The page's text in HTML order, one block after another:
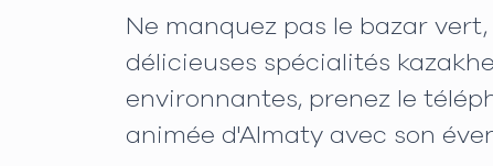
Ne manquez pas le bazar
délicieuses spécialités
environnantes, prenez le
animée d'Almaty avec son